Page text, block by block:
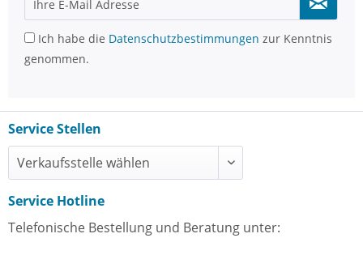
Ich habe die Datenschutzbestimmungen zur Kenntnis
genommen.
Service Stellen
Service Hotline
Telefonische Bestellung und Beratung unter: